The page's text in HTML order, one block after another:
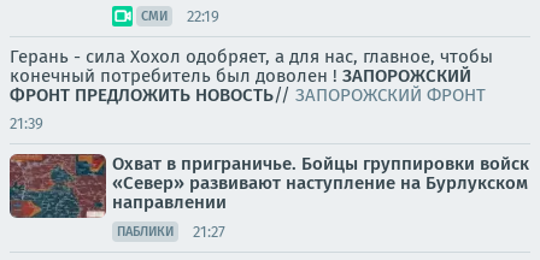
СМИ 22:19
Герань - сила Хохол одобряет, а для нас, главное, чтобы
конечный потребитель был доволен ! ЗАПОРОЖСКИЙ
ФРОНТ ПРЕДЛОЖИТЬ НОВОСТЬ// ЗАПОРОЖСКИЙ ФРОНТ
21:39
Охват в приграничье. Бойцы группировки войск
«Север» развивают наступление на Бурлукском
направлении
ПАБЛИКИ 21:27